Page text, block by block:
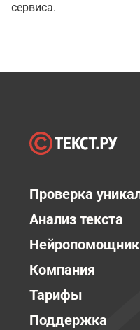
сервиса.
Проверка
Анализ текста
Нейропомощник
Компания
Тарифы
Поддержка